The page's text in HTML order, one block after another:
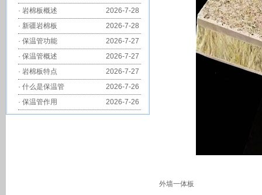
· 岩棉板概述
2026-7-28
· 新疆岩棉板
2026-7-28
· 保温管功能
2026-7-27
· 保温管概述
2026-7-27
· 岩棉板特点
2026-7-27
· 什么是保温管
2026-7-26
· 保温管作用 2026-7-26
外墙一体板